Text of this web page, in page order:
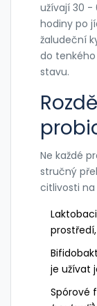
užívají 30 -
hodiny po
žaludeční
do
stavu.
Ne každé
stručný
citlivosti na
je užívat
Spórové